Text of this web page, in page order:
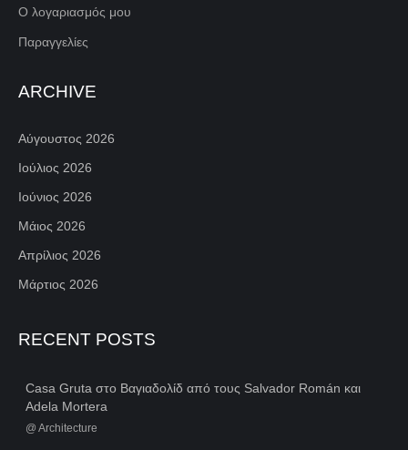
Ο λογαριασμός μου
Παραγγελίες
ARCHIVE
Αύγουστος 2026
Ιούλιος 2026
Ιούνιος 2026
Μάιος 2026
Απρίλιος 2026
Μάρτιος 2026
RECENT POSTS
Casa Gruta στο Βαγιαδολίδ από τους Salvador Román και
Adela Mortera
@ Architecture